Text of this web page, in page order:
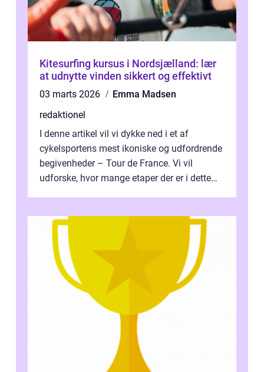
Kitesurfing kursus i Nordsjælland: lær
at udnytte vinden sikkert og effektivt
03 marts 2026
Emma Madsen
redaktionel
I denne artikel vil vi dykke ned i et af
cykelsportens mest ikoniske og udfordrende
begivenheder – Tour de France. Vi vil
udforske, hvor mange etaper der er i dette